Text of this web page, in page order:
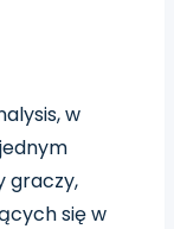
w
graczy,
się w